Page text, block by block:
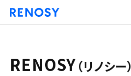
RENOSY （リノシー）